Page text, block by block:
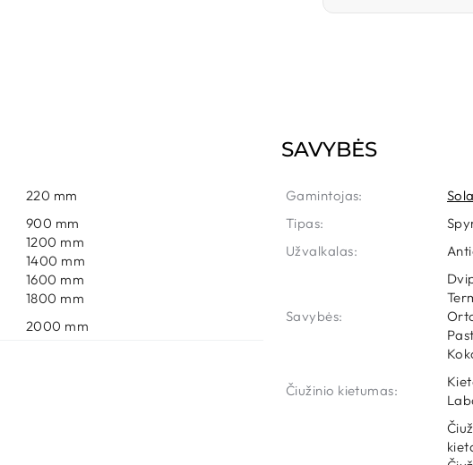
220 mm
900 mm
1200 mm
1400 mm
1600 mm
1800 mm
2000 mm
SAVYBĖS
Gamintojas:
Tipas:
Užvalkalas:
Savybės:
Čiužinio kietumas: